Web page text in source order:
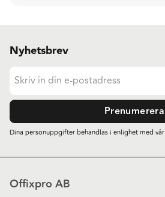
Nyhetsbrev
Prenumerera
Dina personuppgifter behandlas i enlighet med vår
Offixpro AB